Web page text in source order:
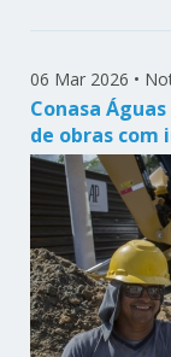
06 Mar 2026 •
Conasa
de obras